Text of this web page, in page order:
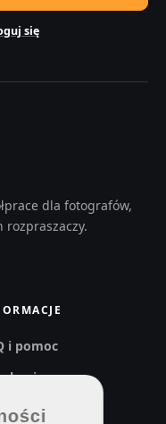
się
dla fotografów,
rozpraszaczy.
i pomoc